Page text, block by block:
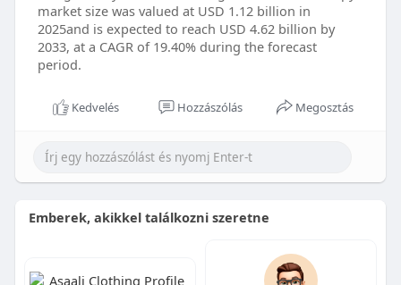
market size was valued at USD 1.12 billion in
2025and is expected to reach USD 4.62 billion by
2033, at a CAGR of 19.40% during the forecast
period.
Kedvelés Hozzászólás Megosztás
Emberek, akikkel találkozni szeretne